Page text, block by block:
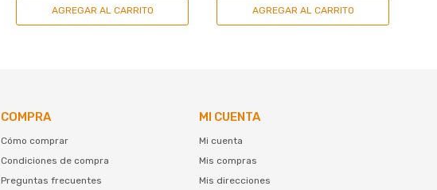
COMPRA
Cómo comprar
Condiciones de compra
Preguntas frecuentes
MI CUENTA
Mi cuenta
Mis compras
Mis direcciones